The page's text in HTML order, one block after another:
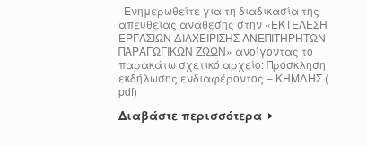
Ενημερωθείτε για τη διαδικασία της
απευθείας ανάθεσης στην «ΕΚΤΕΛΕΣΗ
ΕΡΓΑΣΙΩΝ ΔΙΑΧΕΙΡΙΣΗΣ ΑΝΕΠΙΤΗΡΗΤΩΝ
ΠΑΡΑΓΩΓΙΚΩΝ ΖΩΩΝ» ανοίγοντας το
παρακάτω σχετικό αρχείο: Πρόσκληση
εκδήλωσης ενδιαφέροντος – ΚΗΜΔΗΣ (
pdf)
Διαβάστε περισσότερα